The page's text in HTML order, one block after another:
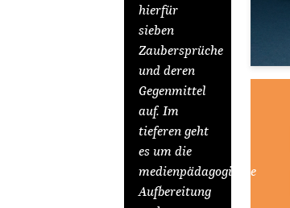
hierfür
sieben
Zaubersprüche
und deren
Gegenmittel
auf. Im
tieferen geht
es um die
medienpädagogische
Aufbereitung